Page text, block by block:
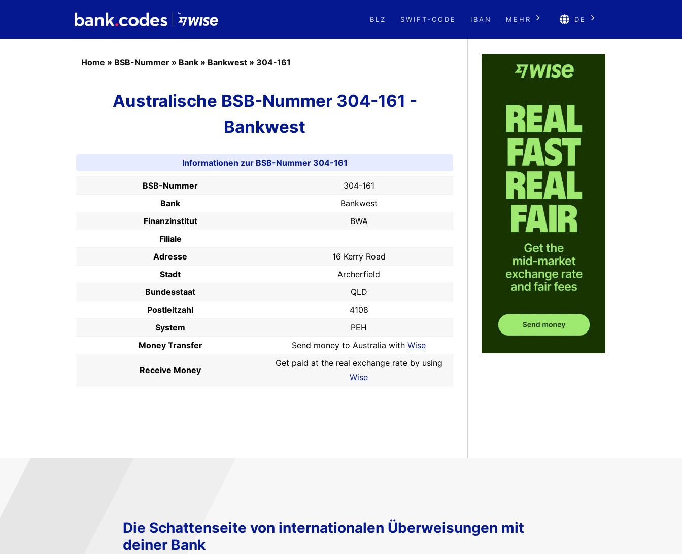
BLZ SWIFT-CODE IBAN MEHR DE
Home » BSB-Nummer » Bank » Bankwest » 304-161
Australische BSB-Nummer 304-161 -
Bankwest
Informationen zur BSB-Nummer 304-161
BSB-Nummer
304-161
Bank
Bankwest
Finanzinstitut
BWA
Filiale
Adresse
16 Kerry Road
Stadt
Archerfield
Bundesstaat
QLD
Postleitzahl
4108
System
PEH
Money Transfer
Send money to Australia with Wise
Receive Money
Get paid at the real exchange rate by using
Wise
Die Schattenseite von internationalen Überweisungen mit
deiner Bank